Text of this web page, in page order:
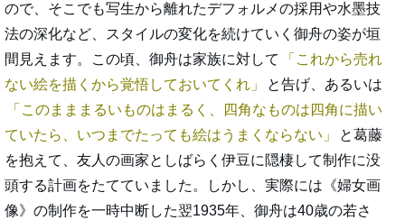
ので、そこでも写生から離れたデフォルメの採用や水墨技
法の深化など、スタイルの変化を続けていく御舟の姿が垣
間見えます。この頃、御舟は家族に対して
これから売れ
ない絵を描くから覚悟しておいてくれ
と告げ、あるいは
このまままるいものはまるく、四角なものは四角に描い
ていたら、いつまでたっても絵はうまくならない
と葛藤
を抱えて、友人の画家としばらく伊豆に隠棲して制作に没
頭する計画をたてていました。しかし、実際には《婦女画
像》の制作を一時中断した翌1935年、御舟は40歳の若さ